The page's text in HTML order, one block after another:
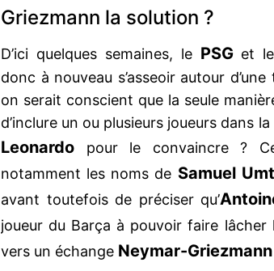
Griezmann la solution ?
D’ici quelques semaines, le PSGet le
donc à nouveau s’asseoir autour
on serait conscient que la seule
d’inclure un ou plusieurs joueurs dans
Leonardo pour le convaincre ?
notamment les noms de Samuel
avant toutefois de préciser qu’
joueur du Barça à pouvoir faire lâcher
vers un échange Neymar-Griezmann